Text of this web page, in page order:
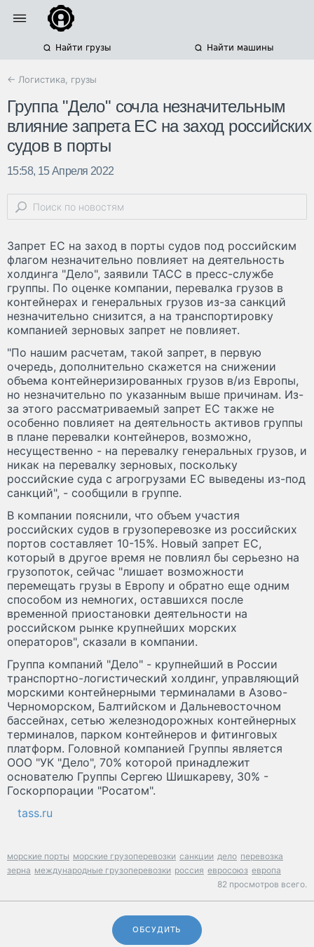
Найти грузы Найти машины
← Логистика, грузы
Группа "Дело" сочла незначительным
влияние запрета ЕС на заход российских
судов в порты
15:58, 15 Апреля 2022
Запрет ЕС на заход в порты судов под российским
флагом незначительно повлияет на деятельность
холдинга "Дело", заявили ТАСС в пресс-службе
группы. По оценке компании, перевалка грузов в
контейнерах и генеральных грузов из-за санкций
незначительно снизится, а на транспортировку
компанией зерновых запрет не повлияет.
"По нашим расчетам, такой запрет, в первую
очередь, дополнительно скажется на снижении
объема контейнеризированных грузов в/из Европы,
но незначительно по указанным выше причинам. Из-
за этого рассматриваемый запрет ЕС также не
особенно повлияет на деятельность активов группы
в плане перевалки контейнеров, возможно,
несущественно - на перевалку генеральных грузов, и
никак на перевалку зерновых, поскольку
российские суда с агрогрузами ЕС выведены из-под
санкций", - сообщили в группе.
В компании пояснили, что объем участия
российских судов в грузоперевозке из российских
портов составляет 10-15%. Новый запрет ЕС,
который в другое время не повлиял бы серьезно на
грузопоток, сейчас "лишает возможности
перемещать грузы в Европу и обратно еще одним
способом из немногих, оставшихся после
временной приостановки деятельности на
российском рынке крупнейших морских
операторов", сказали в компании.
Группа компаний "Дело" - крупнейший в России
транспортно-логистический холдинг, управляющий
морскими контейнерными терминалами в Азово-
Черноморском, Балтийском и Дальневосточном
бассейнах, сетью железнодорожных контейнерных
терминалов, парком контейнеров и фитинговых
платформ. Головной компанией Группы является
ООО "УК "Дело", 70% которой принадлежит
основателю Группы Сергею Шишкареву, 30% -
Госкорпорации "Росатом".
tass.ru
морские порты морские грузоперевозки санкции дело перевозка
зерна международные грузоперевозки россия евросоюз европа
82 просмотров всего.
ОБСУДИТЬ